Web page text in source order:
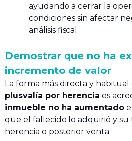
ayudando a cerrar la
condiciones sin afectar
análisis fiscal.
Demostrar que no ha
incremento de valor
La forma más directa y habitual
plusvalía por herencia es
inmueble no ha aumentado
que el fallecido lo adquirió y su
herencia o posterior venta.